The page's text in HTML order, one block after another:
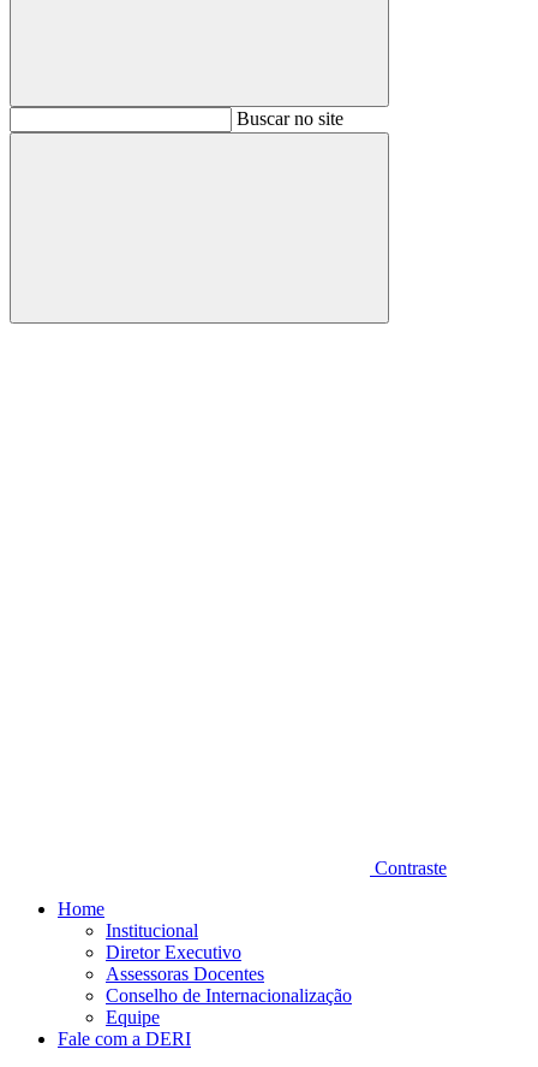
BuscarBuscar no site
Buscar
Contraste
Home
Institucional
Diretor Executivo
Assessoras Docentes
Conselho de Internacionalização
Equipe
Fale com a DERI